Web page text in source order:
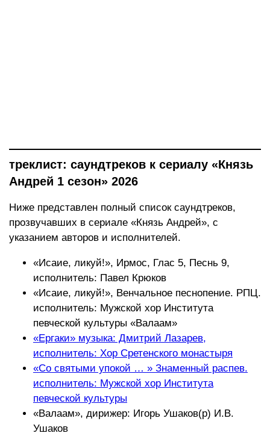
треклист: саундтреков к сериалу «Князь
Андрей 1 сезон» 2026
Ниже представлен полный список саундтреков,
прозвучавших в сериале «Князь Андрей», с
указанием авторов и исполнителей.
«Исаие, ликуй!», Ирмос, Глас 5, Песнь 9,
исполнитель: Павел Крюков
«Исаие, ликуй!», Венчальное песнопение. РПЦ.
исполнитель: Мужской хор Института
певческой культуры «Валаам»
«Ергаки» музыка: Дмитрий Лазарев,
исполнитель: Хор Сретенского монастыря
«Со святыми упокой … » Знаменный распев.
исполнитель: Мужской хор Института
певческой культуры
«Валаам», дирижер: Игорь Ушаков(р) И.В.
Ушаков